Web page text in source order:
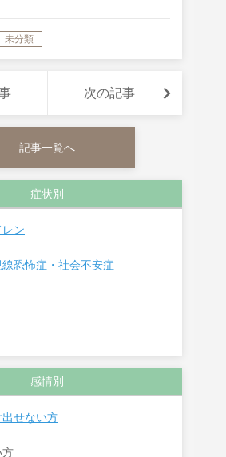
未分類
次の記事
記事一覧へ
症状別
ン
恐怖症・社会不安症
感情別
せない方
方